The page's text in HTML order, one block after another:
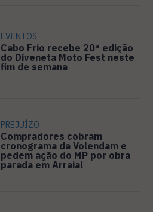
EVENTOS
Cabo Frio recebe 20ª edição
do Diveneta Moto Fest neste
fim de semana
PREJUÍZO
Compradores cobram
cronograma da Volendam e
pedem ação do MP por obra
parada em Arraial